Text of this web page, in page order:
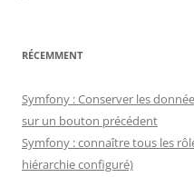
RÉCEMMENT
Symfony : Conserver les
sur un bouton précédent
Symfony : connaître tous les
hiérarchie configuré)